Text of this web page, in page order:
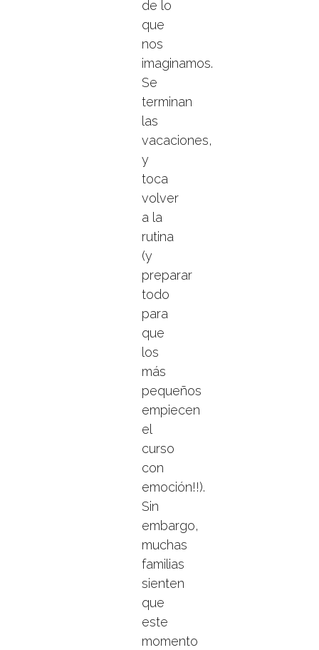
de lo
que
nos
imaginamos.
Se
terminan
las
vacaciones,
y
toca
volver
a la
rutina
(y
preparar
todo
para
que
los
más
pequeños
empiecen
el
curso
con
emoción!!).
Sin
embargo,
muchas
familias
sienten
que
este
momento